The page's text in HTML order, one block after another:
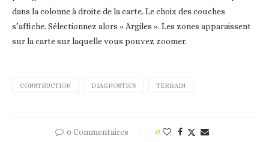
dans la colonne à droite de la carte. Le choix des couches
s’affiche. Sélectionnez alors « Argiles ». Les zones apparaissent
sur la carte sur laquelle vous pouvez zoomer.
CONSTRUCTION DIAGNOSTICS TERRAIN
0 Commentaires 0